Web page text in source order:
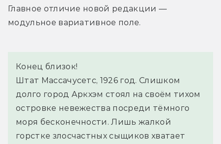
Главное отличие новой редакции —
модульное вариативное поле.
Конец близок!
Штат Массачусетс, 1926 год. Слишком
долго город Аркхэм стоял на своём тихом
островке невежества посреди тёмного
моря бесконечности. Лишь жалкой
горстке злосчастных сыщиков хватает